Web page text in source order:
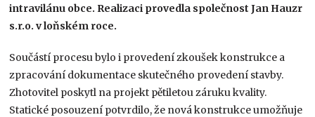
intravilánu obce. Realizaci provedla společnost Jan Hauzr
s.r.o. v loňském roce.
Součástí procesu bylo i provedení zkoušek konstrukce a
zpracování dokumentace skutečného provedení stavby.
Zhotovitel poskytl na projekt pětiletou záruku kvality.
Statické posouzení potvrdilo, že nová konstrukce umožňuje